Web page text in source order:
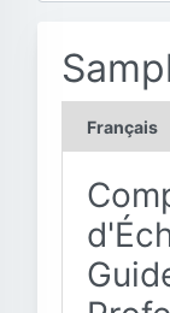
Français